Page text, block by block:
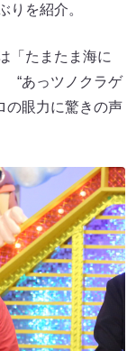
りを紹介。
「たまたま海に
“あっツノクラゲ
の眼力に驚きの声